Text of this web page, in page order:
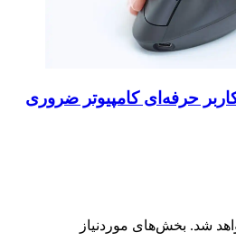
حرفه‌ای کامپیوتر ضروری
شد. بخش‌های موردنیاز